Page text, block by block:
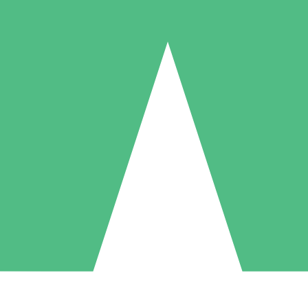
Individuella Kreditpaket
per användning med nedladdningskrediter. Inget månatligt åtagande
5 Nedladdningar
US$